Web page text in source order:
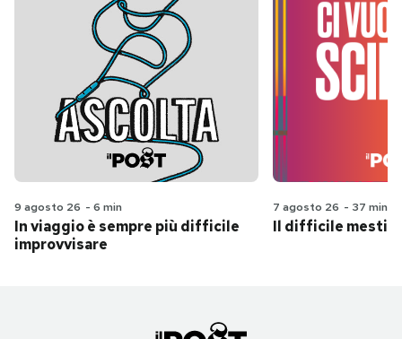
9 agosto 26 - 6 min
In viaggio è sempre più difficile
improvvisare
7 agosto 26 - 37 min
Il difficile